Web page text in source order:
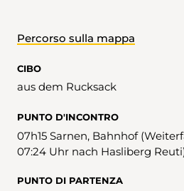
Percorso sulla mappa
CIBO
aus dem Rucksack
PUNTO D'INCONTRO
07h15 Sarnen, Bahnhof (Weiterfahrt mit Zug/Bus um
07:24 Uhr nach Hasliberg
PUNTO DI PARTENZA